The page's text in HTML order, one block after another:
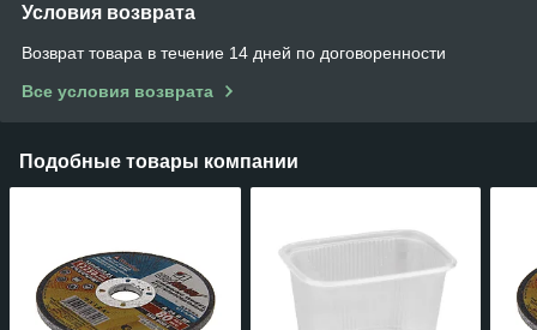
Условия возврата
Возврат товара в течение 14 дней по договоренности
Все условия возврата
Подобные товары компании